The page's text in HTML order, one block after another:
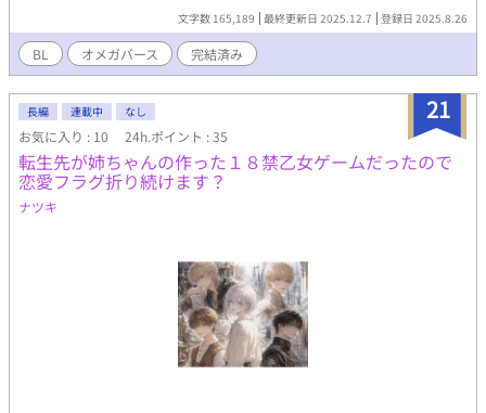
咄嗟に治癒魔法で救う。戦場を駆けるトーラスの瞳と確かな実力
に魅了されたリオは、遠征後、周囲が驚愕する行動に出る。なん
と、第一騎士団のエリートであるトーラスを、自分の部隊へ引き
抜くと宣言したのだ。 そこから始まったのは、リオによる猛烈
なアプローチだった。食堂で隣を陣取り、寮まで送り届ける
日々。冷酷なはずの団長が見せる、自分だけに向けられた強引で
情熱的な執着。 「お前を他の誰かに渡す気はない」 その言葉に、
トーラスの心は激しく揺れ動く。自分が見ているのはリオなの
か、それとも面影を重ねた悠一なのか。 前世で伝えられなかっ
た想いと、今世で向けられる傲慢なまでの愛。 二つの世界の感
情が交錯する中、再び過酷な討伐遠征の幕が上がる――。 ※この
文字数 165,189 最終更新日 2025.12.7 登録日 2025.8.26
BL オメガバース 完結済み
21
長編 連載中 なし
お気に入り : 10 24h.ポイント : 35
転生先が姉ちゃんの作った１８禁乙女ゲームだったので
恋愛フラグ折り続けます？
ナツキ